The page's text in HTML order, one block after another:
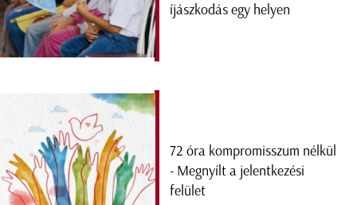
íjászkodás egy helyen
72 óra kompromisszum nélkül
- Megnyílt a jelentkezési
felület